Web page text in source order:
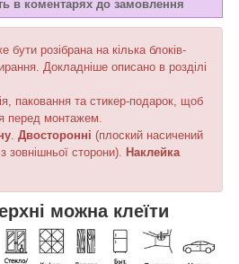
в коментарях до замовлення
бути розібрана на кілька блоків-
Докладніше описано в розділі
паковання та стикер-подарок, щоб
перед монтажем.
. Двосторонні (плоский насичений
зовнішньої сторони). Наклейка
можна клеїти